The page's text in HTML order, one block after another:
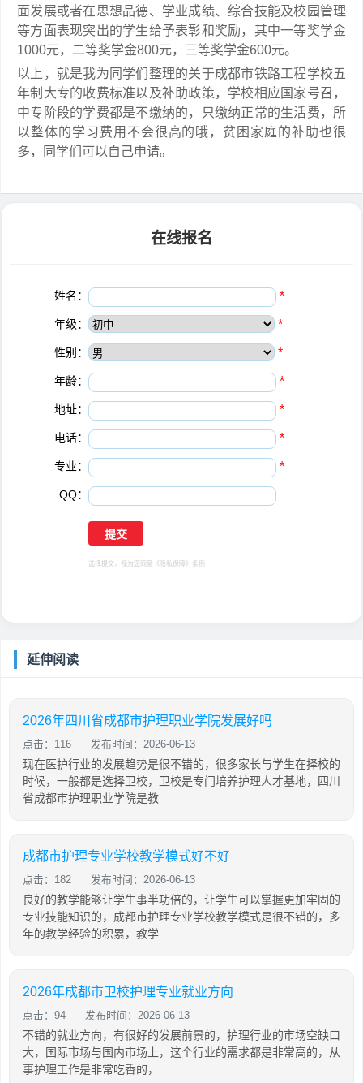
面发展或者在思想品德、学业成绩、综合技能及校园管理
等方面表现突出的学生给予表彰和奖励，其中一等奖学金
1000元，二等奖学金800元，三等奖学金600元。
以上，就是我为同学们整理的关于成都市铁路工程学校五
年制大专的收费标准以及补助政策，学校相应国家号召，
中专阶段的学费都是不缴纳的，只缴纳正常的生活费，所
以整体的学习费用不会很高的哦，贫困家庭的补助也很
多，同学们可以自己申请。
在线报名
姓名： *
年级： *
性别： *
年龄： *
地址： *
电话： *
专业： *
QQ：
选择提交，视为您同意 《隐私保障》 条例
延伸阅读
2026年四川省成都市护理职业学院发展好吗
点击：116 发布时间：2026-06-13
现在医护行业的发展趋势是很不错的，很多家长与学生在择校的
时候，一般都是选择卫校，卫校是专门培养护理人才基地，四川
省成都市护理职业学院是教
成都市护理专业学校教学模式好不好
点击：182 发布时间：2026-06-13
良好的教学能够让学生事半功倍的，让学生可以掌握更加牢固的
专业技能知识的，成都市护理专业学校教学模式是很不错的，多
年的教学经验的积累，教学
2026年成都市卫校护理专业就业方向
点击：94 发布时间：2026-06-13
不错的就业方向，有很好的发展前景的，护理行业的市场空缺口
大，国际市场与国内市场上，这个行业的需求都是非常高的，从
事护理工作是非常吃香的，